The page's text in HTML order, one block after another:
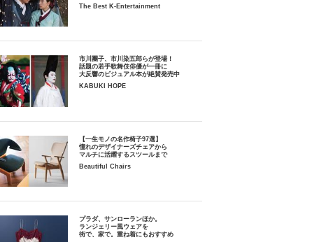
The Best K-Entertainment
市川團子、市川染五郎らが登場！
話題の若手歌舞伎俳優が一冊に
大反響のビジュアル本が絶賛発売中
KABUKI HOPE
【一生モノの名作椅子97選】
憧れのデザイナーズチェアから
マルチに活躍するスツールまで
Beautiful Chairs
プラダ、サンローランほか。
ランジェリー風ウェアを
街で、家で。重ね着にもおすすめ